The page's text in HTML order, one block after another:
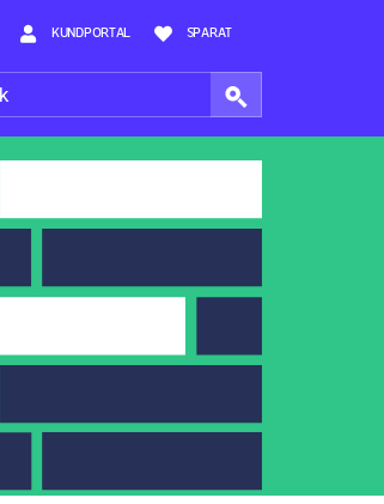
KUNDPORTAL SPARAT